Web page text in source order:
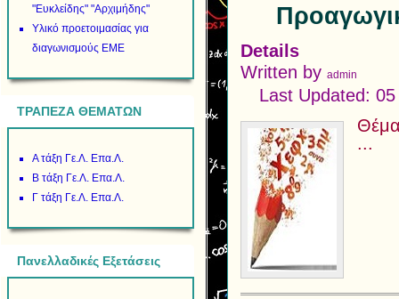
"Ευκλείδης" "Αρχιμήδης"
Υλικό προετοιμασίας για
διαγωνισμούς ΕΜΕ
ΤΡΑΠΕΖΑ ΘΕΜΑΤΩΝ
Α τάξη Γε.Λ. Επα.Λ.
Β τάξη Γε.Λ. Επα.Λ.
Γ τάξη Γε.Λ. Επα.Λ.
Πανελλαδικές Εξετάσεις
Details
Written byadmin
Last Updated:
...